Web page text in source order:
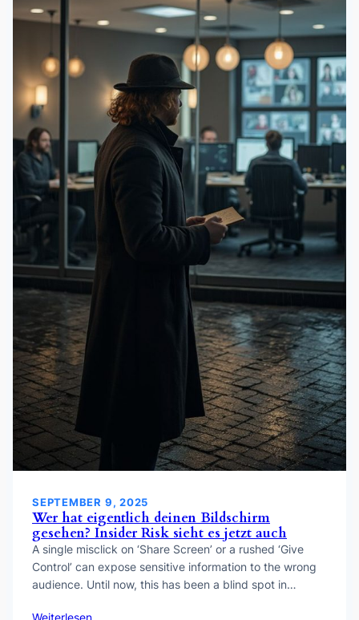
SEPTEMBER 9, 2025
Wer hat eigentlich deinen Bildschirm
gesehen? Insider Risk sieht es jetzt auch
A single misclick on ‘Share Screen’ or a rushed ‘Give
Control’ can expose sensitive information to the wrong
audience. Until now, this has been a blind spot in…